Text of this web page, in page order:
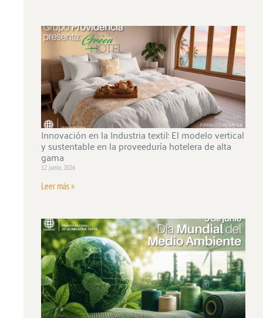
Innovación en la Industria textil: El modelo vertical
y sustentable en la proveeduría hotelera de alta
gama
12 junio, 2026
Leer más »